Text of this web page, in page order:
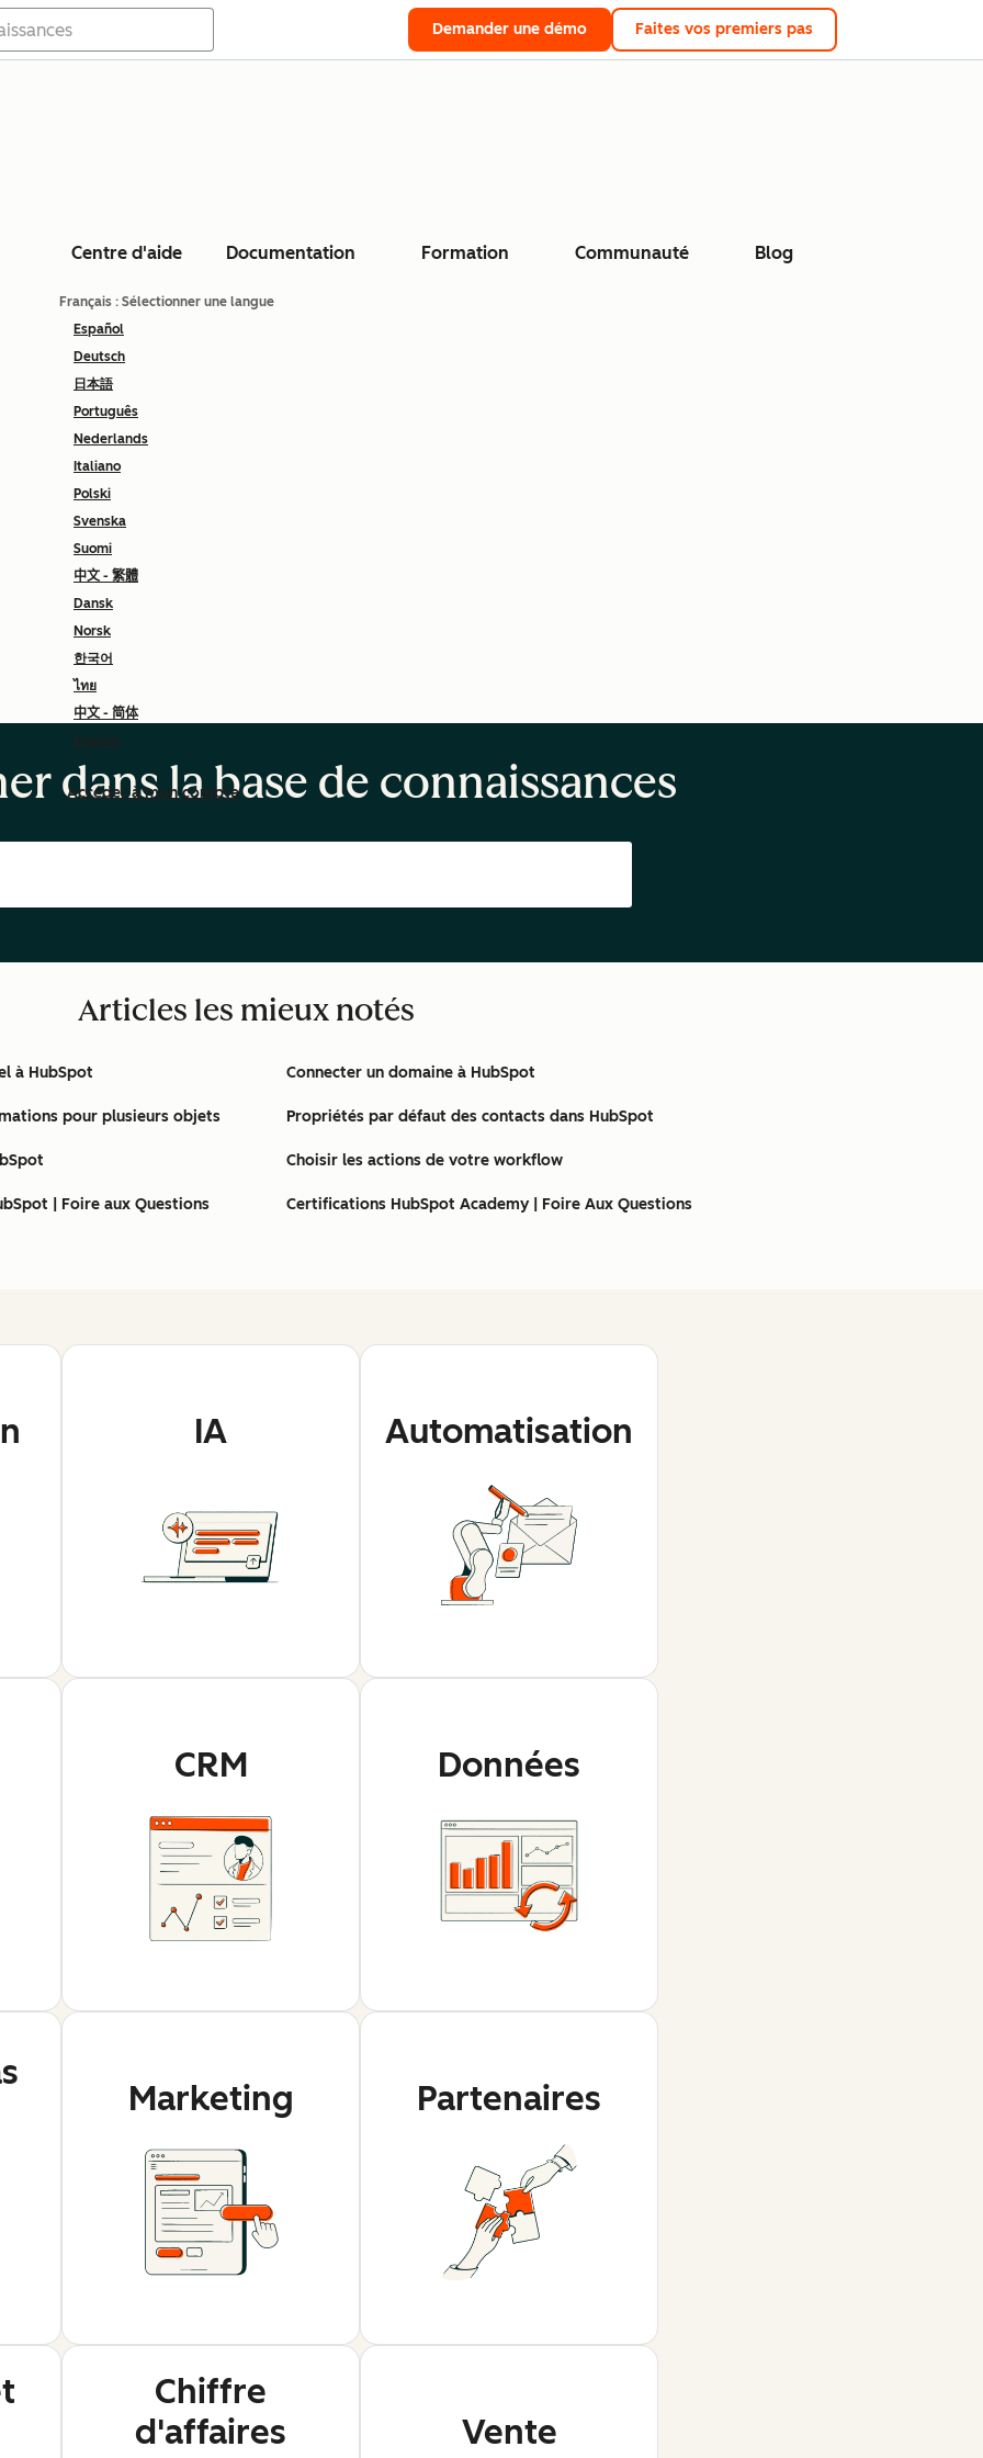
Demander une démo Faites vos premiers pas
Centre d'aide Documentation Formation Communauté Blog
Français : Sélectionner une langue
Español
Deutsch
日本語
Português
Nederlands
Italiano
Polski
Svenska
Suomi
中文 - 繁體
Dansk
Norsk
한국어
ไทย
中文 - 简体
English
Accéder à mon compte
dans la base de connaissances
Articles les mieux notés
à HubSpot
pour plusieurs objets
| Foire aux Questions
Connecter un domaine à HubSpot
Propriétés par défaut des contacts dans HubSpot
Choisir les actions de votre workflow
Certifications HubSpot Academy | Foire Aux Questions
IA Automatisation
CRM Données
Marketing Partenaires
Chiffre
d'affaires
Vente